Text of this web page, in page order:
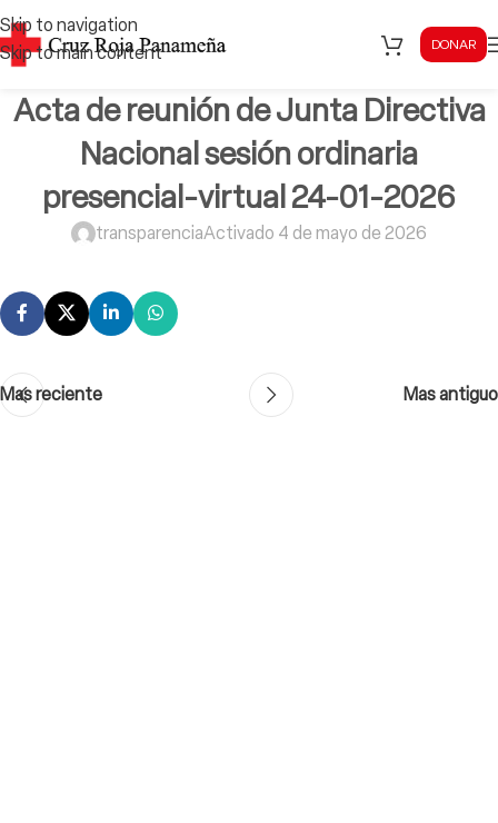
Skip to navigation
Skip to main content
DONAR
Acta de reunión de Junta Directiva
Nacional sesión ordinaria
presencial-virtual 24-01-2026
transparenciaActivado 4 de mayo de 2026
Mas reciente Mas antiguo